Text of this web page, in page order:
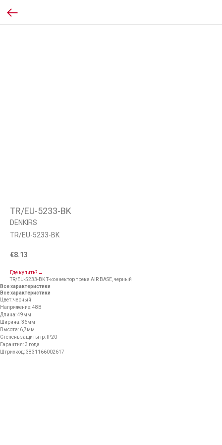
TR/EU-5233-BK
DENKIRS
TR/EU-5233-BK
€8.13
Где купить? →
TR/EU-5233-BK Т-коннектор трека AIR BASE, черный
Все характеристики
Все характеристики
Цвет: черный
Напряжение: 48В
Длина: 49мм
Ширина: 36мм
Высота: 6,7мм
Степень защиты ip: IP20
Гарантия: 3 года
Штрихкод: 3831166002617